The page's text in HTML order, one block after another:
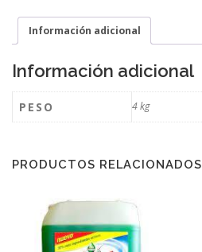
Información adicional
Información adicional
PESO 4 kg
PRODUCTOS RELACIONADOS